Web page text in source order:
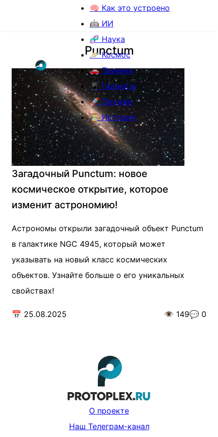
🧠 Как это устроено
🤖 ИИ
🧬 Наука
🪐 Космос
🚗 Техника
📱 Гаджеты
🚀 Оружие
⏳ История
Punctum
Загадочный Punctum: новое
космическое открытие, которое
изменит астрономию!
Астрономы открыли загадочный объект Punctum
в галактике NGC 4945, который может
указывать на новый класс космических
объектов. Узнайте больше о его уникальных
свойствах!
📅 25.08.2025 👁️ 149💬 0
О проекте
Наш Телеграм-канал